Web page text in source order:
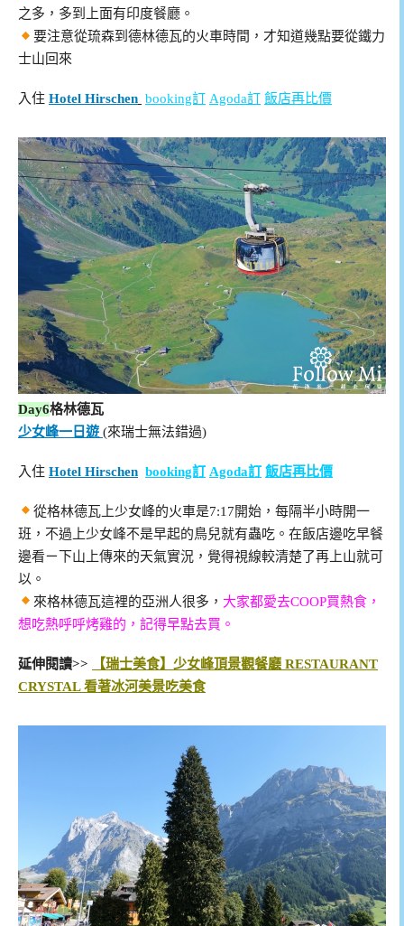
之多，多到上面有印度餐廳。
要注意從琉森到德林德瓦的火車時間，才知道幾點要從鐵力
士山回來
入住 Hotel Hirschen booking訂 Agoda訂 飯店再比價
Day6格林德瓦
少女峰一日遊 (來瑞士無法錯過)
入住 Hotel Hirschen booking訂 Agoda訂 飯店再比價
從格林德瓦上少女峰的火車是7:17開始，每隔半小時開一
班，不過上少女峰不是早起的鳥兒就有蟲吃。在飯店邊吃早餐
邊看ㄧ下山上傳來的天氣實況，覺得視線較清楚了再上山就可
以。
來格林德瓦這裡的亞洲人很多， 大家都愛去COOP買熱食，
想吃熱呼呼烤雞的，記得早點去買。
延伸閱讀>>
【瑞士美食】少女峰頂景觀餐廳 RESTAURANT
CRYSTAL 看著冰河美景吃美食